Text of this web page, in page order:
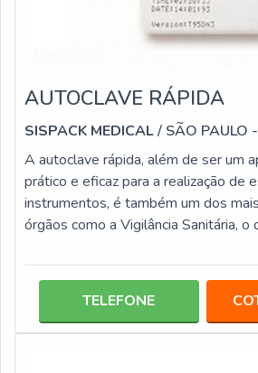
AUTOCLAVE RÁPIDA
SISPACK MEDICAL/ SÃO PAULO
A autoclave rápida, além de ser um
prático e eficaz para a realização de
instrumentos, é também um dos
órgãos como a Vigilância Sanitária, o
longe do perigo de infecções. Além
torna uma aquisição segura, entre
acessível; É compatível com
TELEFONE